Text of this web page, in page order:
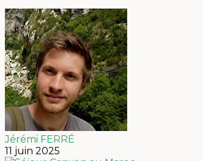
Jérémi FERRÉ
11 juin 2025